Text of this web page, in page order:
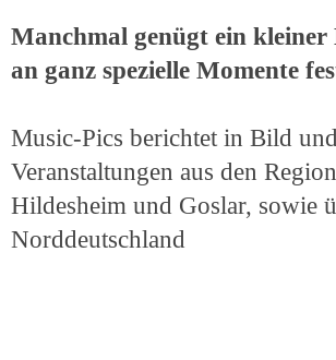
Manchmal genügt ein
an ganz spezielle Momente
Music-Pics berichtet in Bild
Veranstaltungen aus den
Hildesheim und Goslar, sowie
Norddeutschland